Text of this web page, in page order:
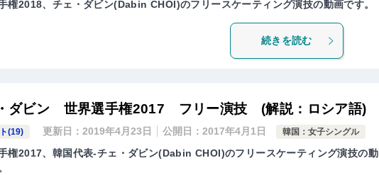
権2018、チェ・ダビン(Dabin CHOI)のフリースケーティング演技の動画です。
続きを読む
ダビン 世界選手権2017 フリー演技 (解説：ロシア語)
(19) 更新日：2019年4月23日 公開日：2017年4月1日 韓国：女子シングル
権2017、韓国代表-チェ・ダビン(Dabin CHOI)のフリースケーティング演技の動